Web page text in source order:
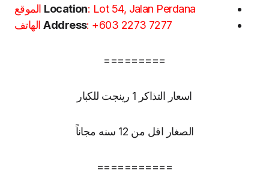
Location: Lot 54, Jalan Perdana الموقع
Address: +603 2273 7277 الهاتف
=========
اسعار التذاكر 1 رينجت للكبار
الصغار اقل من 12 سنه مجاناً
===========